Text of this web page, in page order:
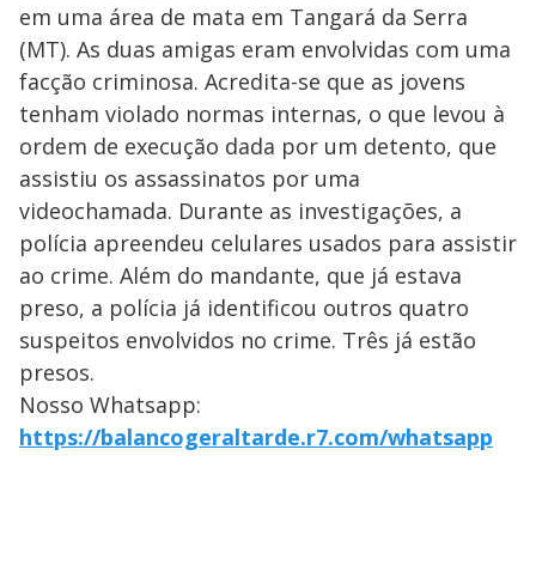
em uma área de mata em Tangará da Serra
(MT). As duas amigas eram envolvidas com uma
facção criminosa. Acredita-se que as jovens
tenham violado normas internas, o que levou à
ordem de execução dada por um detento, que
assistiu os assassinatos por uma
videochamada. Durante as investigações, a
polícia apreendeu celulares usados para assistir
ao crime. Além do mandante, que já estava
preso, a polícia já identificou outros quatro
suspeitos envolvidos no crime. Três já estão
presos.
Nosso Whatsapp:
https://balancogeraltarde.r7.com/whatsapp